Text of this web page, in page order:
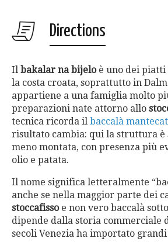
Directions
Il bakalar na bijeloè uno dei
la costa croata, soprattutto in
appartiene a una famiglia molto
preparazioni nate attorno allo
tecnica ricorda il baccalà
risultato cambia: qui la struttura è
meno montata, con presenza più
olio e patata.
Il nome significa letteralmente
anche se nella maggior parte dei
stoccafissoe non vero baccalà
dipende dalla storia commerciale
secoli Venezia ha importato